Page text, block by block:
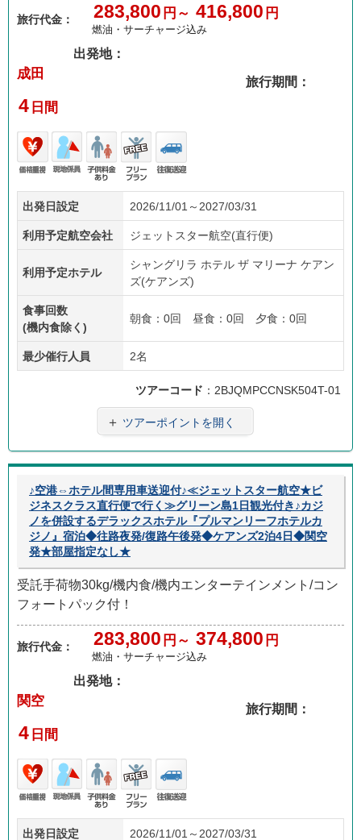
旅行代金： 283,800 円～ 416,800 円
燃油・サーチャージ込み
出発地：
成田
旅行期間：
4 日間
価格
重視
現地
係員
子供
あり
フリ
ープ
ラン
往復
送迎
出発日設定 2026/11/01～2027/03/31
利用予定航空会社 ジェットスター航空(直行便)
利用予定ホテル
シャングリラ ホテル ザ マリーナ ケアン
ズ(ケアンズ)
食事回数
(機内食除く)
朝食：0回 昼食：0回 夕食：0回
最少催行人員 2名
ツアーコード ：2BJQMPCCNSK504T-01
＋ ツアーポイントを開く
♪空港⇔ホテル間専用車送迎付♪≪ジェットスター航空★ビ
ジネスクラス直行便で行く≫グリーン島1日観光付き♪カジ
ノを併設するデラックスホテル『プルマンリーフホテルカ
ジノ』宿泊◆往路夜発/復路午後発◆ケアンズ2泊4日◆関空
発★部屋指定なし★
受託手荷物30kg/機内食/機内エンターテインメント/コン
フォートパック付！
旅行代金： 283,800 円～ 374,800 円
燃油・サーチャージ込み
出発地：
関空
旅行期間：
4 日間
価格
重視
現地
係員
子供
フリ
ープ
往復
送迎
出発日設定 2026/11/01～2027/03/31